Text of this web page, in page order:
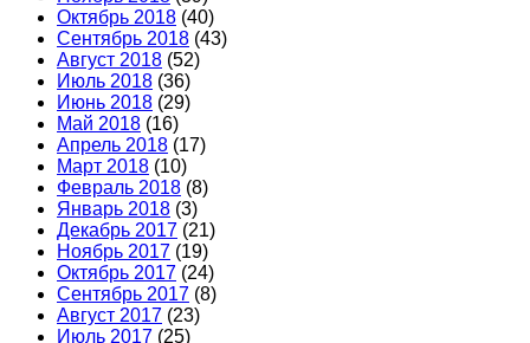
Октябрь 2018 (40)
Сентябрь 2018 (43)
Август 2018 (52)
Июль 2018 (36)
Июнь 2018 (29)
Май 2018 (16)
Апрель 2018 (17)
Март 2018 (10)
Февраль 2018 (8)
Январь 2018 (3)
Декабрь 2017 (21)
Ноябрь 2017 (19)
Октябрь 2017 (24)
Сентябрь 2017 (8)
Август 2017 (23)
Июль 2017 (25)